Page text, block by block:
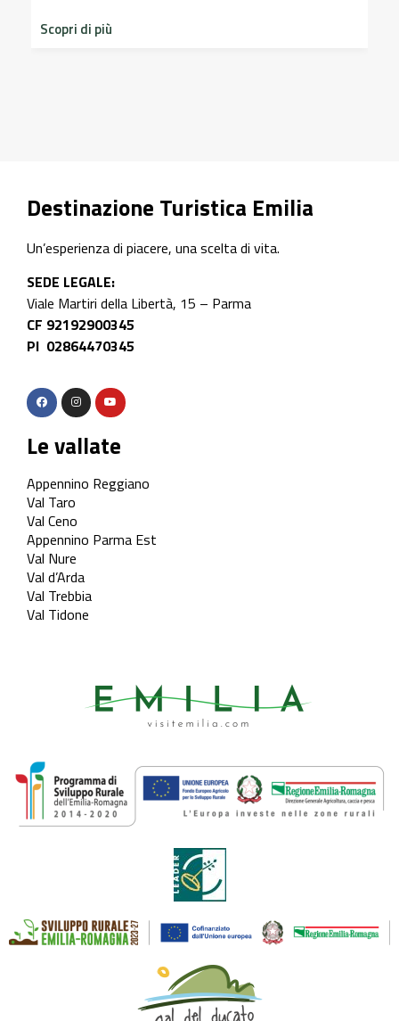
Destinazione Turistica Emilia
Un’esperienza di piacere, una scelta di vita.
SEDE LEGALE:
Viale Martiri della Libertà, 15 – Parma
CF 92192900345
PI 02864470345
Le vallate
Appennino Reggiano
Val Taro
Val Ceno
Appennino Parma Est
Val Nure
Val d’Arda
Val Trebbia
Val Tidone